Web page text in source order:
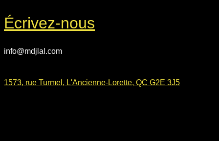
Écrivez-nous
info@mdjlal.com
1573, rue Turmel, L'Ancienne-Lorette, QC G2E 3J5